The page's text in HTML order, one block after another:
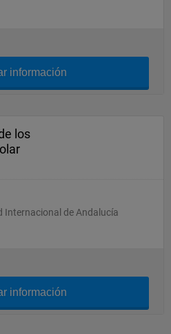
información
los
Internacional de Andalucía
información